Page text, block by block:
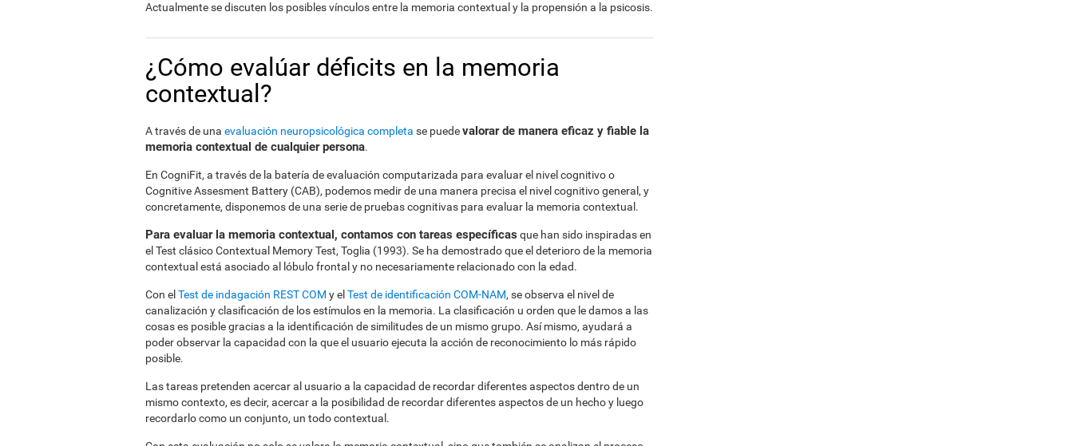
Actualmente se discuten los posibles vínculos entre la memoria contextual y la propensión a la psicosis.
¿Cómo evalúar déficits en la memoria
contextual?
A través de una evaluación neuropsicológica completa se puedevalorar de manera eficaz y fiable la
memoria contextual de cualquier persona.
En CogniFit, a través de la batería de evaluación computarizada para evaluar el nivel cognitivo o
Cognitive Assesment Battery (CAB), podemos medir de una manera precisa el nivel cognitivo general, y
concretamente, disponemos de una serie de pruebas cognitivas para evaluar la memoria contextual.
Para evaluar la memoria contextual, contamos con tareas específicas que han sido inspiradas en
el Test clásico Contextual Memory Test, Toglia (1993). Se ha demostrado que el deterioro de la memoria
contextual está asociado al lóbulo frontal y no necesariamente relacionado con la edad.
Con el Test de indagación REST COM y el Test de identificación COM-NAM, se observa el nivel de
canalización y clasificación de los estímulos en la memoria. La clasificación u orden que le damos a las
cosas es posible gracias a la identificación de similitudes de un mismo grupo. Así mismo, ayudará a
poder observar la capacidad con la que el usuario ejecuta la acción de reconocimiento lo más rápido
posible.
Las tareas pretenden acercar al usuario a la capacidad de recordar diferentes aspectos dentro de un
mismo contexto, es decir, acercar a la posibilidad de recordar diferentes aspectos de un hecho y luego
recordarlo como un conjunto, un todo contextual.